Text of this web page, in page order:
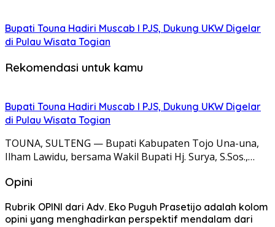
Bupati Touna Hadiri Muscab I PJS, Dukung UKW Digelar
di Pulau Wisata Togian
Rekomendasi untuk kamu
Bupati Touna Hadiri Muscab I PJS, Dukung UKW Digelar
di Pulau Wisata Togian
TOUNA, SULTENG — Bupati Kabupaten Tojo Una-una,
Ilham Lawidu, bersama Wakil Bupati Hj. Surya, S.Sos.,…
Opini
Rubrik OPINI dari Adv. Eko Puguh Prasetijo adalah kolom
opini yang menghadirkan perspektif mendalam dari